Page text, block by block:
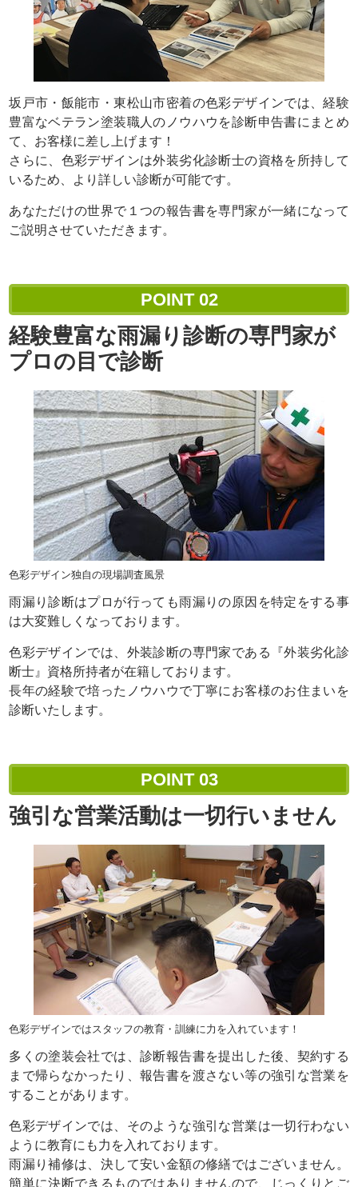
坂戸市・飯能市・東松山市密着の色彩デザインでは、経験
豊富なベテラン塗装職人のノウハウを診断申告書にまとめ
て、お客様に差し上げます！
さらに、色彩デザインは外装劣化診断士の資格を所持して
いるため、より詳しい診断が可能です。
あなただけの世界で１つの報告書を専門家が一緒になって
ご説明させていただきます。
POINT02
経験豊富な雨漏り診断の専門家が
プロの目で診断
色彩デザイン独自の現場調査風景
雨漏り診断はプロが行っても雨漏りの原因を特定をする事
は大変難しくなっております。
色彩デザインでは、外装診断の専門家である『外装劣化診
断士』資格所持者が在籍しております。
長年の経験で培ったノウハウで丁寧にお客様のお住まいを
診断いたします。
POINT03
強引な営業活動は一切行いません
色彩デザインではスタッフの教育・訓練に力を入れています！
多くの塗装会社では、診断報告書を提出した後、契約する
まで帰らなかったり、報告書を渡さない等の強引な営業を
することがあります。
色彩デザインでは、そのような強引な営業は一切行わない
ように教育にも力を入れております。
雨漏り補修は、決して安い金額の修繕ではございません。
簡単に決断できるものではありませんので、じっくりとご